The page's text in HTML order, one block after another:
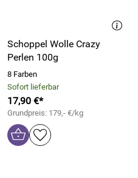
Schoppel Wolle Crazy
Perlen 100g
8 Farben
Sofort lieferbar
17,90 €*
Grundpreis: 179,- €/kg